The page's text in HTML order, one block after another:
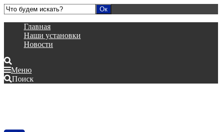
Главная
Наши установки
Новости
Меню
Поиск